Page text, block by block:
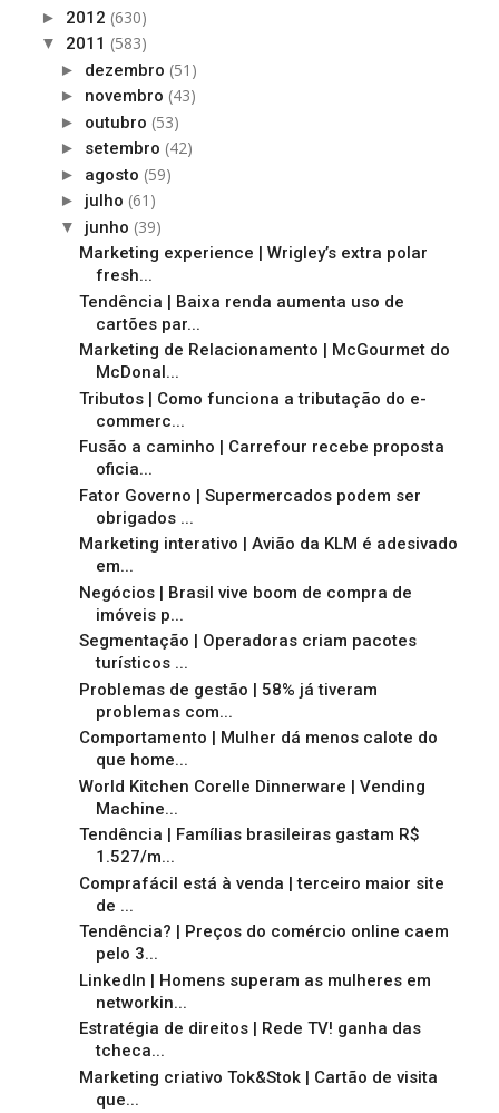
► 2012 (630)
▼ 2011 (583)
► dezembro (51)
► novembro (43)
► outubro (53)
► setembro (42)
► agosto (59)
► julho (61)
▼ junho (39)
Marketing experience | Wrigley’s extra polar
fresh...
Tendência | Baixa renda aumenta uso de
cartões par...
Marketing de Relacionamento | McGourmet do
McDonal...
Tributos | Como funciona a tributação do e-
commerc...
Fusão a caminho | Carrefour recebe proposta
oficia...
Fator Governo | Supermercados podem ser
obrigados ...
Marketing interativo | Avião da KLM é adesivado
em...
Negócios | Brasil vive boom de compra de
imóveis p...
Segmentação | Operadoras criam pacotes
turísticos ...
Problemas de gestão | 58% já tiveram
problemas com...
Comportamento | Mulher dá menos calote do
que home...
World Kitchen Corelle Dinnerware | Vending
Machine...
Tendência | Famílias brasileiras gastam R$
1.527/m...
Comprafácil está à venda | terceiro maior site
de ...
Tendência? | Preços do comércio online caem
pelo 3...
LinkedIn | Homens superam as mulheres em
networkin...
Estratégia de direitos | Rede TV! ganha das
tcheca...
Marketing criativo Tok&Stok | Cartão de visita
que...